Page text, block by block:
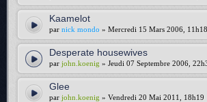
Kaamelot
par nick mondo » Mercredi 15 Mars 2006, 11h18
Desperate housewives
par john.koenig » Jeudi 07 Septembre 2006,
Glee
par john.koenig » Vendredi 20 Mai 2011, 18h19